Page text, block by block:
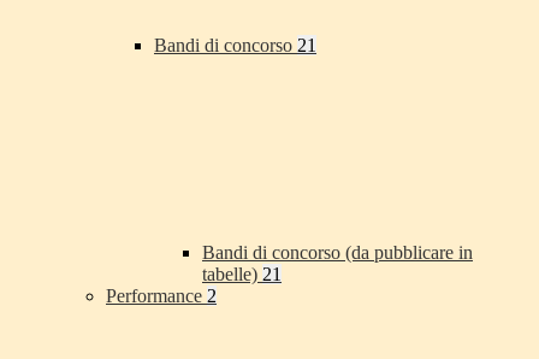
Bandi di concorso 21
Bandi di concorso (da pubblicare in
tabelle) 21
Performance 2